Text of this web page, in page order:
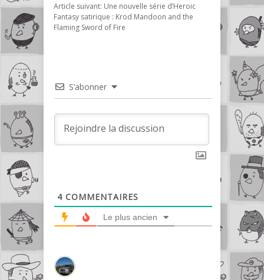
Article suivant: Une nouvelle série d’Heroic
Fantasy satirique : Krod Mandoon and the
Flaming Sword of Fire
S’abonner
4 COMMENTAIRES
Le plus ancien